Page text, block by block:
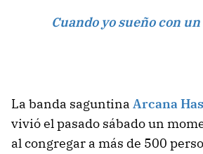
Cuando yo sueño con
La banda saguntina Arcana
vivió el pasado sábado un
al congregar a más de 500